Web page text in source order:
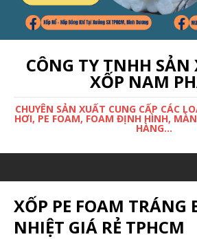
CÔNG TY TNHH
XỐP NAM
CHUYÊN SẢN XUẤT CUNG CẤP CÁC
HƠI, PE FOAM, FOAM ĐỊNH HÌNH,
HÀNG...
XỐP PE FOAM TRÁNG
NHIỆT GIÁ RẺ TPHCM